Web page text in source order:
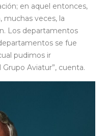
en aquel entonces,
muchas veces, la
Los departamentos
se fue
pudimos ir
Aviatur”, cuenta.